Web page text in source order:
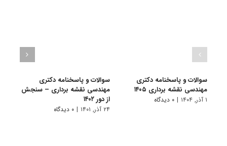
سوالات و پاسخنامه دکتری
مهندسی نقشه برداری ۱۴۰۵
۱ آذر, ۱۴۰۴ | ۰ دیدگاه
سوالات و پاسخنامه دکتری
مهندسی نقشه برداری – سنجش
از دور ۱۴۰۲
۲۴ آذر, ۱۴۰۱ | ۰ دیدگاه